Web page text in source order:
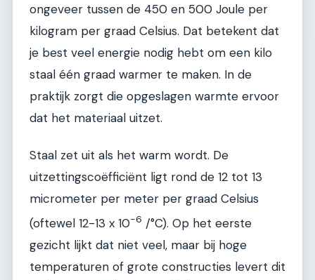
ongeveer tussen de 450 en 500 Joule per
kilogram per graad Celsius. Dat betekent dat
je best veel energie nodig hebt om een kilo
staal één graad warmer te maken. In de
praktijk zorgt die opgeslagen warmte ervoor
dat het materiaal uitzet.
Staal zet uit als het warm wordt. De
uitzettingscoëfficiënt ligt rond de 12 tot 13
micrometer per meter per graad Celsius
(oftewel 12-13 x 10-6 /°C). Op het eerste
gezicht lijkt dat niet veel, maar bij hoge
temperaturen of grote constructies levert dit